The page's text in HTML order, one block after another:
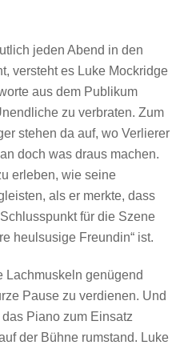
jeden Abend in den
versteht es Luke Mockridge
aus dem Publikum
zu verbraten. Zum
stehen da auf, wo Verlierer
doch was draus machen.
erleben, wie seine
als er merkte, dass
für die Szene
heulsusige Freundin“ ist.
Lachmuskeln genügend
Pause zu verdienen. Und
Piano zum Einsatz
der Bühne rumstand. Luke